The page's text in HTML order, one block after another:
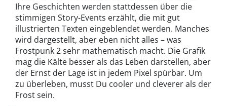
Ihre Geschichten werden stattdessen über die
stimmigen Story-Events erzählt, die mit gut
illustrierten Texten eingeblendet werden. Manches
wird dargestellt, aber eben nicht alles – was
Frostpunk 2 sehr mathematisch macht. Die Grafik
mag die Kälte besser als das Leben darstellen, aber
der Ernst der Lage ist in jedem Pixel spürbar. Um
zu überleben, musst Du cooler und cleverer als der
Frost sein.